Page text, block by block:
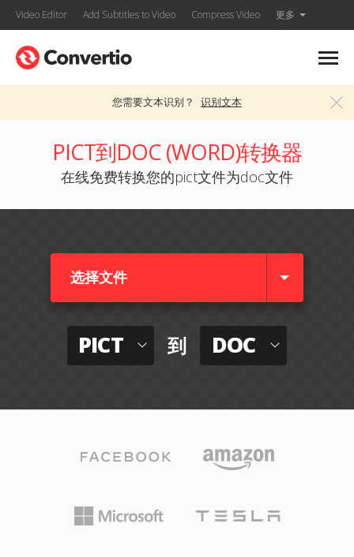
Video Editor Add Subtitles to Video Compress Video 更多
您需要文本识别？ 识别文本
PICT到DOC (WORD)转换器
在线免费转换您的pict文件为doc文件
选择文件
PICT 到 DOC